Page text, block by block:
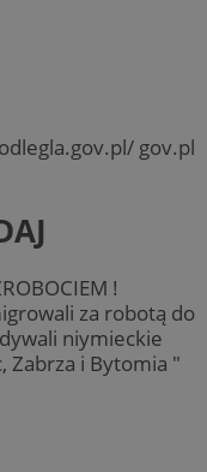
gov.pl
!
za robotą do
niymieckie
Zabrza i Bytomia "